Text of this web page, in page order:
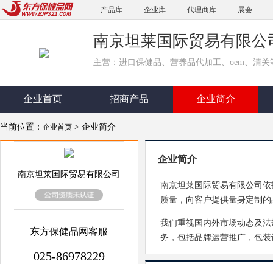
产品库 企业库 代理商库 展会
南京坦莱国际贸易有限公
主营：进口保健品、营养品代加工、oem、清关
企业首页 招商产品 企业简介
当前位置： 企业首页 > 企业简介
南京坦莱国际贸易有限公司
东方保健品网客服
025-86978229
企业简介
南京坦莱国际贸易有限公司
质量，向客户提供量身定制
我们重视国内外市场动态及
务，包括品牌运营推广，包